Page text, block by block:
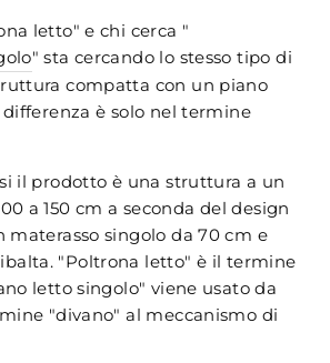
letto" e chi cerca "
" sta cercando lo stesso tipo di
compatta con un piano
è solo nel termine
il prodotto è una struttura a un
a 150 cm a seconda del design
materasso singolo da 70 cm e
"Poltrona letto" è il termine
letto singolo" viene usato da
"divano" al meccanismo di